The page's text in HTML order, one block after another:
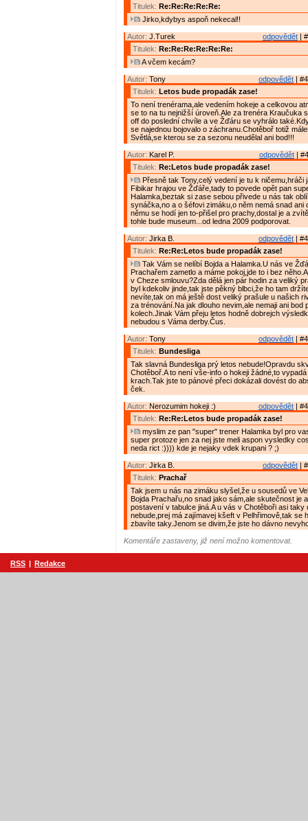
Titulek: Re:Re:Re:Re:Re:
Jirko,kdybys aspoň nekecal!!
odpovědět |
Autor: J.Turek
Titulek: Re:Re:Re:Re:Re:Re:
A včem kecám?
odpovědět |
Autor: Tony
Titulek: Letos bude propadák zase!
To není trenérama,ale vedením hokeje a celkovou
se to na tu nejnižší úroveň.Ale za trenéra Kraučuka
off do poslední chvíle a ve Žďáru se vyhrálo
se najednou bojovalo o záchranu.Chotěboř totiž
Světlá,se kterou se za sezonu neudělal ani bod!!!
odpovědět |
Autor: Karel P.
Titulek: Re:Letos bude propadák zase!
Přesně tak Tony,celý vedení je tu k ničemu,hráči
Fibikar hrajou ve Žďáře,tady to povede opět pan
Halamka,beztak si zase sebou přivede u nás tak
synáčka,no a o šéfovi zimáku,o něm nemá snad ani
němu se hodí jen to-přišel pro prachy,dostal je a
tohle bude museum...od ledna 2009 podporovat.
odpovědět |
Autor: Jirka B.
Titulek: Re:Re:Letos bude propadák zase!
Tak Vám se nelíbí Bojda a Halamka.U nás ve
Prachařem zametlo a máme pokoj,jde to i bez
v Cheze smlouvu?Zda dělá jen pár hodin za veliký
byl kdekoliv jinde,tak jste pěkný blbci,že ho tam
nevíte,tak on má ještě dost veliký prašule u našich
za trénování.Na jak dlouho nevim,ale nemaji ani bod
kolech.Jinak Vám přeju letos hodně dobrejch
nebudou s Váma derby.Čus.
odpovědět |
Autor: Tony
Titulek: Bundesliga
Tak slavná Bundesliga prý letos nebude!Opravdu
Chotěboř.A to není vše-info o hokeji žádné,to
krach.Tak jste to pánové přeci dokázali dovést do
ček.
odpovědět |
Autor: Nerozumim hokeji :)
Titulek: Re:Re:Letos bude propadák zase!
myslim ze pan "super" trener Halamka byl pro
super protoze jen za nej jste meli aspon vysledky
neda rict :)))) kde je nejaky vdek krupani ? ;)
odpovědět |
Autor: Jirka B.
Titulek: Prachař
Tak jsem u nás na zimáku slyšel,že u sousedů ve
Bojda Prachařu,no snad jako sám,ale skutečnost je
postavení v tabulce jiná.A u vás v Chotěboři asi taky
nebude,prej má zajímavej kšeft v Pelhřimově,tak se
zbavíte taky.Jenom se divim,že jste ho dávno
Komentáře zastaveny, již není možno komentovat.
RSS | Redakce